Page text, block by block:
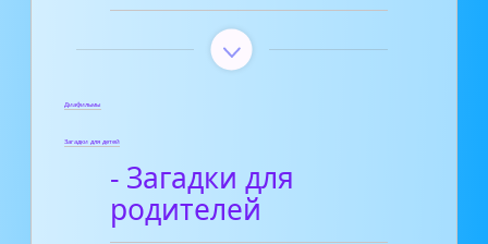
Диафильмы
Загадки для детей
- Загадки для
родителей